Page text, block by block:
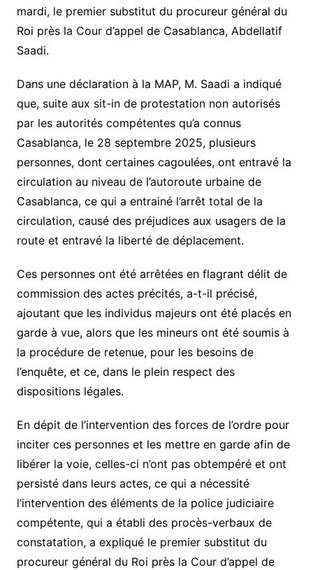
mardi, le premier substitut du procureur général du
Roi près la Cour d’appel de Casablanca, Abdellatif
Saadi.
Dans une déclaration à la MAP, M. Saadi a indiqué
que, suite aux sit-in de protestation non autorisés
par les autorités compétentes qu’a connus
Casablanca, le 28 septembre 2025, plusieurs
personnes, dont certaines cagoulées, ont entravé la
circulation au niveau de l’autoroute urbaine de
Casablanca, ce qui a entrainé l’arrêt total de la
circulation, causé des préjudices aux usagers de la
route et entravé la liberté de déplacement.
Ces personnes ont été arrêtées en flagrant délit de
commission des actes précités, a-t-il précisé,
ajoutant que les individus majeurs ont été placés en
garde à vue, alors que les mineurs ont été soumis à
la procédure de retenue, pour les besoins de
l’enquête, et ce, dans le plein respect des
dispositions légales.
En dépit de l’intervention des forces de l’ordre pour
inciter ces personnes et les mettre en garde afin de
libérer la voie, celles-ci n’ont pas obtempéré et ont
persisté dans leurs actes, ce qui a nécessité
l’intervention des éléments de la police judiciaire
compétente, qui a établi des procès-verbaux de
constatation, a expliqué le premier substitut du
procureur général du Roi près la Cour d’appel de